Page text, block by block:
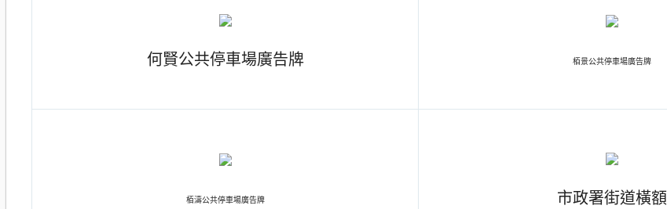
何賢公共停車場廣告牌 栢景公共停車場廣告牌
栢濤公共停車場廣告牌 市政署街道橫額